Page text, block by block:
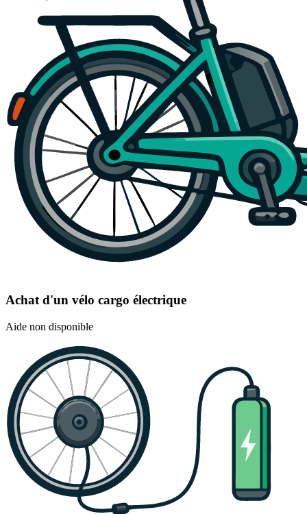
Achat d'un vélo cargo électrique
Aide non disponible